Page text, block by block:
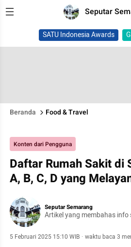
Seputar
SATU Indonesia Awards
Beranda Food & Travel
Konten dari Pengguna
Daftar Rumah Sakit di
A, B, C, D yang
Seputar Semarang
Artikel yang membahas
5 Februari 2025 15:10 WIB · waktu baca 3